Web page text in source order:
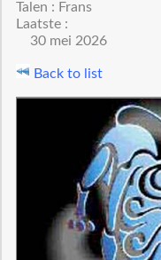
Talen : Frans
Laatste :
30 mei 2026
Back to list